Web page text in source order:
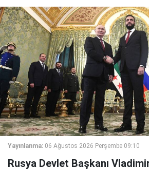
Yayınlanma: 06 Ağustos 2026 Perşembe 09:10
Rusya Devlet Başkanı